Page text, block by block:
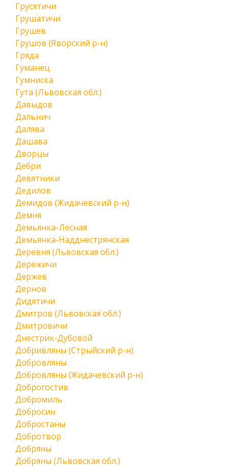
Грусятичи
Грушатичи
Грушев
Грушов (Яворский р-н)
Гряда
Гуманец
Гумниска
Гута (Львовская обл.)
Давыдов
Дальнич
Далява
Дашава
Дворцы
Дебри
Девятники
Дедилов
Демидов (Жидачевский р-н)
Демня
Демьянка-Лесная
Демьянка-Надднестрянская
Деревня (Львовская обл.)
Дережичи
Держев
Дернов
Дидятичи
Дмитров (Львовская обл.)
Дмитровичи
Днестрик-Дубовой
Добривляны (Стрыйский р-н)
Добровляны
Добровляны (Жидачевский р-н)
Доброгостив
Добромиль
Добросин
Добростаны
Добротвор
Добряны
Добряны (Львовская обл.)